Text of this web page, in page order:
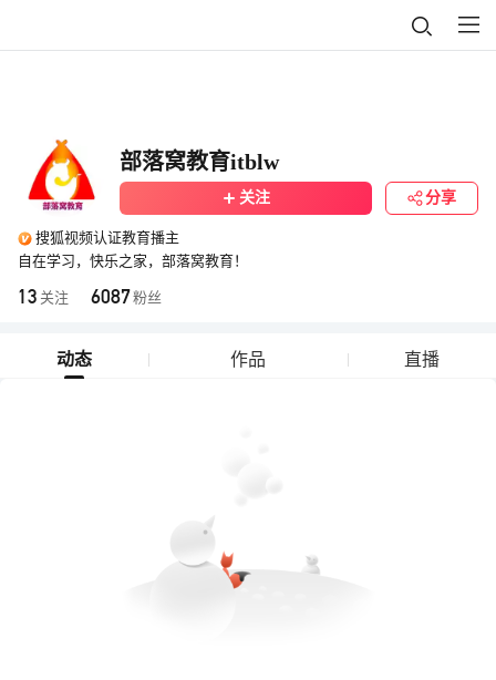
部落窝教育itblw
关注 分享
搜狐视频认证教育播主
自在学习，快乐之家，部落窝教育！
13 关注 6087粉丝
动态 作品 直播